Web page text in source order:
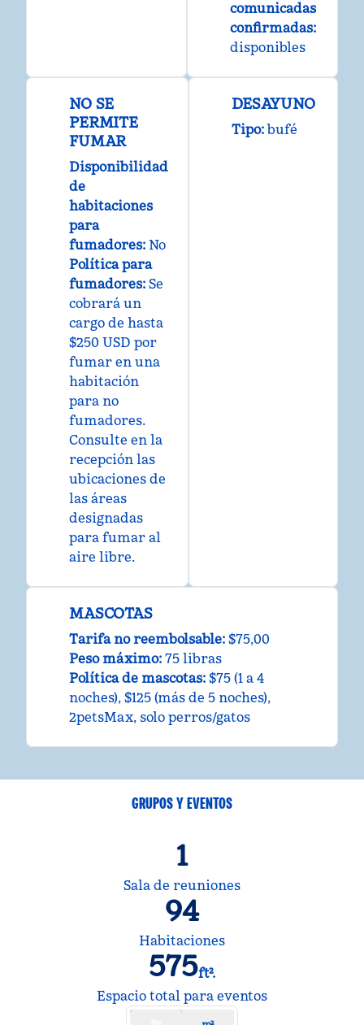
comunicadas
confirmadas:
disponibles
NO SE
PERMITE
FUMAR
Disponibilidad
de
habitaciones
para
fumadores: No
Política para
fumadores: Se
cobrará un
cargo de hasta
$250 USD por
fumar en una
habitación
para no
fumadores.
Consulte en la
recepción las
ubicaciones de
las áreas
designadas
para fumar al
aire libre.
DESAYUNO
Tipo: bufé
MASCOTAS
Tarifa no reembolsable: $75,00
Peso máximo: 75 libras
Política de mascotas: $75 (1 a 4
noches), $125 (más de 5 noches),
2petsMax, solo perros/gatos
GRUPOS Y EVENTOS
1
Sala de reuniones
94
Habitaciones
575ft².
Pies cuadrados
Espacio total para eventos